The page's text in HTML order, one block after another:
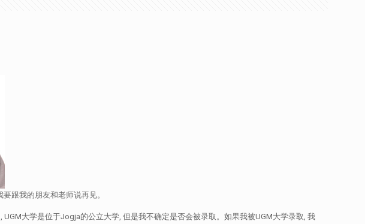
跟我的朋友和老师说再见。
大学是位于Jogja的公立大学, 但是我不确定是否会被录取。如果我被UGM大学录取, 我